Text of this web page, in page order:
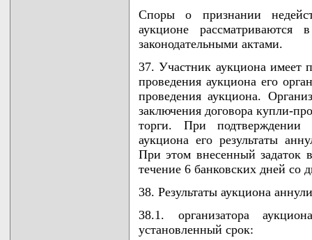
Споры о признании
аукционе
законодательными актами.
37. Участник аукциона имеет
проведения аукциона его
проведения аукциона.
заключения договора купли-
торги. При подтверждении
аукциона его результаты
При этом внесенный задаток
течение 6 банковских дней со
38. Результаты аукциона
38.1. организатора
установленный срок: